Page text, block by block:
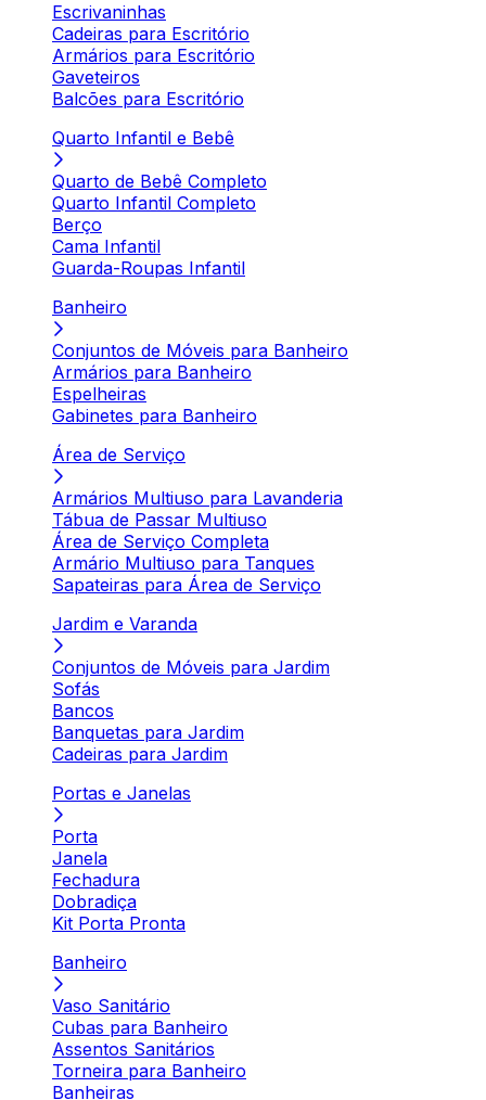
Escrivaninhas
Cadeiras para Escritório
Armários para Escritório
Gaveteiros
Balcões para Escritório
Quarto Infantil e Bebê
Quarto de Bebê Completo
Quarto Infantil Completo
Berço
Cama Infantil
Guarda-Roupas Infantil
Banheiro
Conjuntos de Móveis para Banheiro
Armários para Banheiro
Espelheiras
Gabinetes para Banheiro
Área de Serviço
Armários Multiuso para Lavanderia
Tábua de Passar Multiuso
Área de Serviço Completa
Armário Multiuso para Tanques
Sapateiras para Área de Serviço
Jardim e Varanda
Conjuntos de Móveis para Jardim
Sofás
Bancos
Banquetas para Jardim
Cadeiras para Jardim
Portas e Janelas
Porta
Janela
Fechadura
Dobradiça
Kit Porta Pronta
Banheiro
Vaso Sanitário
Cubas para Banheiro
Assentos Sanitários
Torneira para Banheiro
Banheiras